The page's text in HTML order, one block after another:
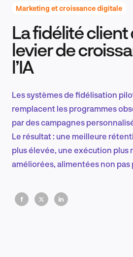
Recherche et
EN
Marketing et croissance digitale
La fidélité
levier de
l’IA
Les systèmes de fidélisation
remplacent les programmes
par des campagnes
Le résultat : une meilleure
plus élevée, une exécution plus
améliorées, alimentées non pas
apprendre, s'adapter et avoir un